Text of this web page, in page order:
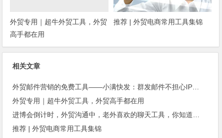
外贸专用｜超牛外贸工具，外贸
高手都在用
推荐 | 外贸电商常用工具集锦
相关文章
外贸邮件营销的免费工具——小满快发：群发邮件不担心IP被封
外贸专用｜超牛外贸工具，外贸高手都在用
进博会倒计时，外贸沟通中，老外喜欢的聊天工具，你知道几种？
推荐 | 外贸电商常用工具集锦